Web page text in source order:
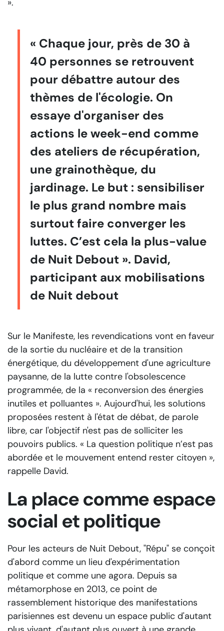
».
« Chaque jour, près de 30 à
40 personnes se retrouvent
pour débattre autour des
thèmes de l'écologie. On
essaye d'organiser des
actions le week-end comme
des ateliers de récupération,
une grainothèque, du
jardinage. Le but : sensibiliser
le plus grand nombre mais
surtout faire converger les
luttes. C’est cela la plus-value
de Nuit Debout ». David,
participant aux mobilisations
de Nuit debout
Sur le Manifeste, les revendications vont en faveur
de la sortie du nucléaire et de la transition
énergétique, du développement d'une agriculture
paysanne, de la lutte contre l'obsolescence
programmée, de la « reconversion des énergies
inutiles et polluantes ». Aujourd'hui, les solutions
proposées restent à l'état de débat, de parole
libre, car l'objectif n'est pas de solliciter les
pouvoirs publics. « La question politique n’est pas
abordée et le mouvement entend rester citoyen »,
rappelle David.
La place comme espace
social et politique
Pour les acteurs de Nuit Debout, "Répu" se conçoit
d'abord comme un lieu d'expérimentation
politique et comme une agora. Depuis sa
métamorphose en 2013, ce point de
rassemblement historique des manifestations
parisiennes est devenu un espace public d'autant